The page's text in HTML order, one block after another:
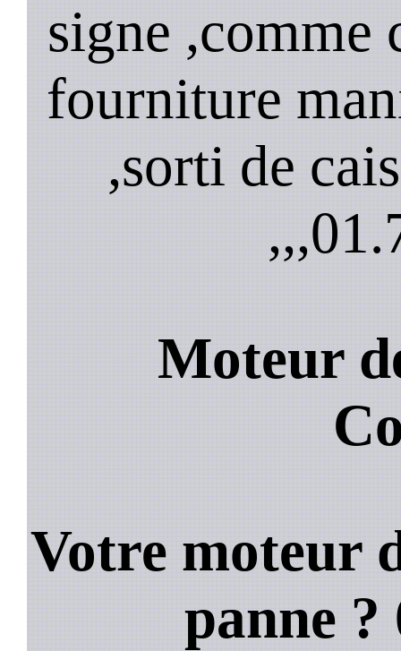
signe ,comme
fourniture
,sorti de
,,,
Moteur
Votre moteur
panne ?